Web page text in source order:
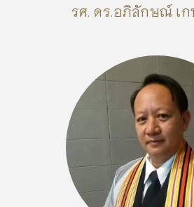
รศ. ดร.อภิลักษณ์ เ